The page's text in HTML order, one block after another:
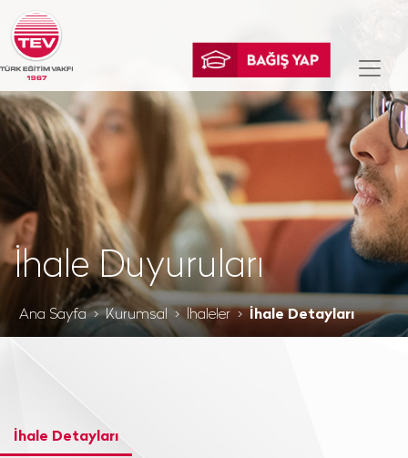
İhale Duyuruları
Ana Sayfa Kurumsal İhaleler İhale Detayları
İhale Detayları